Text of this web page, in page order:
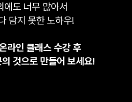
에도 너무 많아서
담지 못한 노하우!
라인 클래스 수강 후
것으로 만들어 보세요!